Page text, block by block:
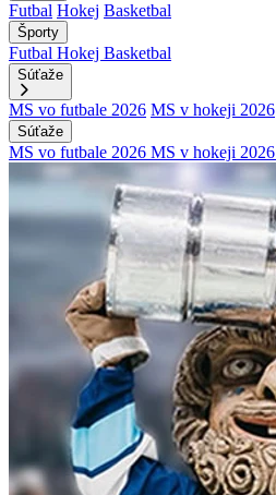
Futbal Hokej Basketbal
Športy
Futbal Hokej Basketbal
Súťaže
MS vo futbale 2026 MS v hokeji 2026
Súťaže
MS vo futbale 2026 MS v hokeji 2026